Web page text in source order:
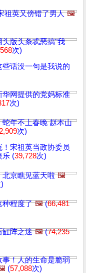
祖英又傍错了男人 🖼️
头版头条忒恶搞"我
次)
些话没一句是我说的
华网提供的党妈标准
次)
蛇年不上春晚 赵本山
次)
！宋祖英当政协委员
乐 (39,728次)
北京瞧见蓝天啦 🖼️
种程度了 🖼️(66,481
缸阵之迷 🖼️(74,235
事！人的生命是脆弱
(57,088次)